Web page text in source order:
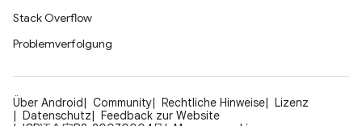
Stack Overflow
Problemverfolgung
Über Android Community Rechtliche Hinweise
Lizenz
Datenschutz
Feedback zur Website